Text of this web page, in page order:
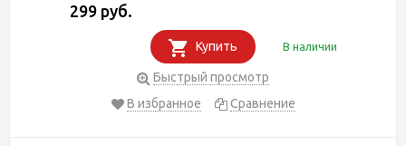
299 руб.
Купить В наличии
Быстрый просмотр
В избранное
Сравнение